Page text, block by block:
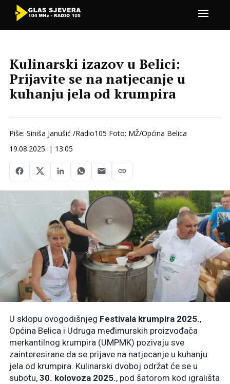
Kulinarski izazov u Belici:
Prijavite se na natjecanje u
kuhanju jela od krumpira
Piše: Siniša Janušić /Radio105 Foto: MŽ/Općina Belica
19.08.2025. | 13:05
U sklopu ovogodišnjeg Festivala krumpira 2025.,
Općina Belica i Udruga međimurskih proizvođača
merkantilnog krumpira (UMPMK) pozivaju sve
zainteresirane da se prijave na natjecanje u kuhanju
jela od krumpira. Kulinarski dvoboj održat će se u
subotu, 30. kolovoza 2025., pod šatorom kod igrališta